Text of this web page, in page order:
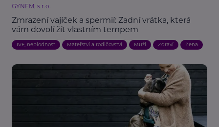
GYNEM, s.r.o.
Zmrazení vajíček a spermií: Zadní vrátka, která
vám dovolí žít vlastním tempem
IVF, neplodnost Mateřství a rodičovství Muži Zdraví Žena